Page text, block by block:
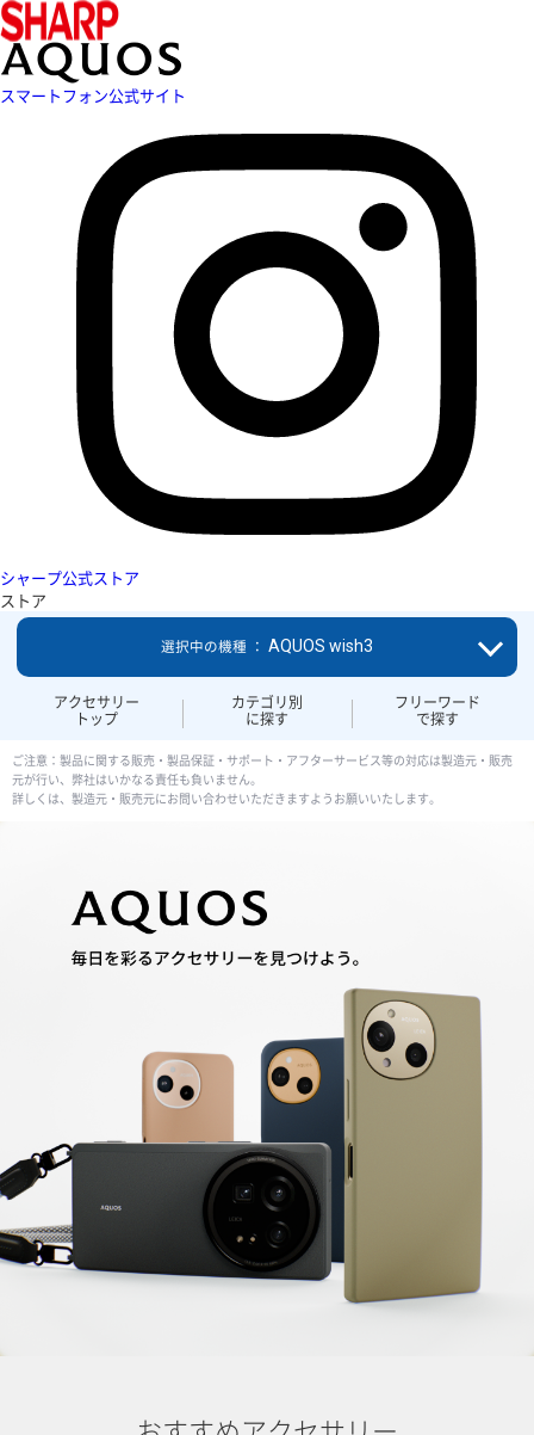
スマートフォン公式サイト
シャープ公式ストア
ストア
アクセサリー
トップ
カテゴリ別
に探す
フリーワード
で探す
選択中の機種 ： AQUOS wish3
ご注意：製品に関する販売・製品保証・サポート・アフターサービス等の対応は製造元・販売
元が行い、弊社はいかなる責任も負いません。
詳しくは、製造元・販売元にお問い合わせいただきますようお願いいたします。